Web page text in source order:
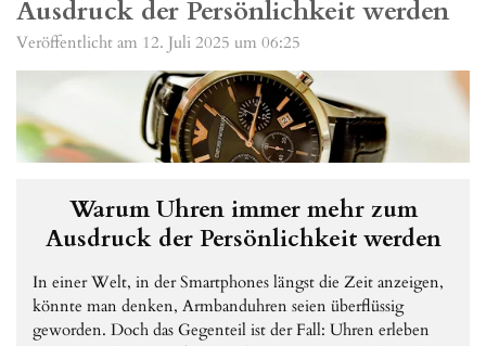
Ausdruck der Persönlichkeit werden
Veröffentlicht am 12. Juli 2025 um 06:25
Warum Uhren immer mehr zum
Ausdruck der Persönlichkeit werden
In einer Welt, in der Smartphones längst die Zeit anzeigen,
könnte man denken, Armbanduhren seien überflüssig
geworden. Doch das Gegenteil ist der Fall: Uhren erleben